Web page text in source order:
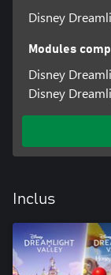
Disney
Modules
Disney
Disney
Inclus